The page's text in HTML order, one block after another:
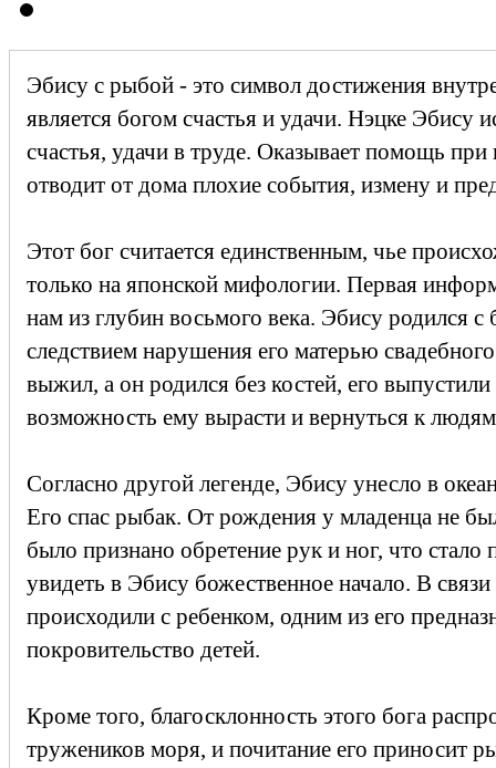
Эбису с рыбой - это символ достижения
является богом счастья и удачи. Нэцке Эбису
счастья, удачи в труде. Оказывает помощь
отводит от дома плохие события, измену и
Этот бог считается единственным, чье
только на японской мифологии. Первая
нам из глубин восьмого века. Эбису родился с
следствием нарушения его матерью
выжил, а он родился без костей, его
возможность ему вырасти и вернуться к
Согласно другой легенде, Эбису унесло в
Его спас рыбак. От рождения у младенца не
было признано обретение рук и ног, что
увидеть в Эбису божественное начало. В
происходили с ребенком, одним из его
покровительство детей.
Кроме того, благосклонность этого бога
тружеников моря, и почитание его приносит